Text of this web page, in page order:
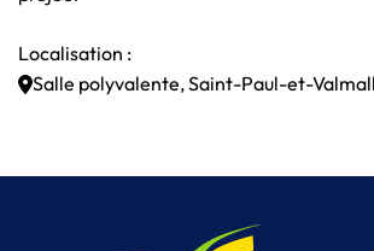
Localisation :
Salle polyvalente, Saint-Paul-et-